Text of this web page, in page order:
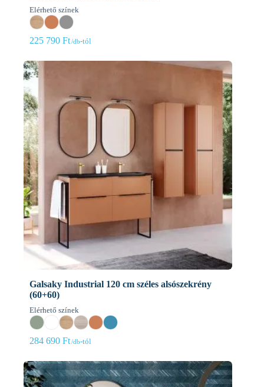
Elérhető színek
225 790 Ft -tól
Galsaky Industrial 120 cm széles alsószekrény
(60+60)
Elérhető színek
284 690 Ft -tól